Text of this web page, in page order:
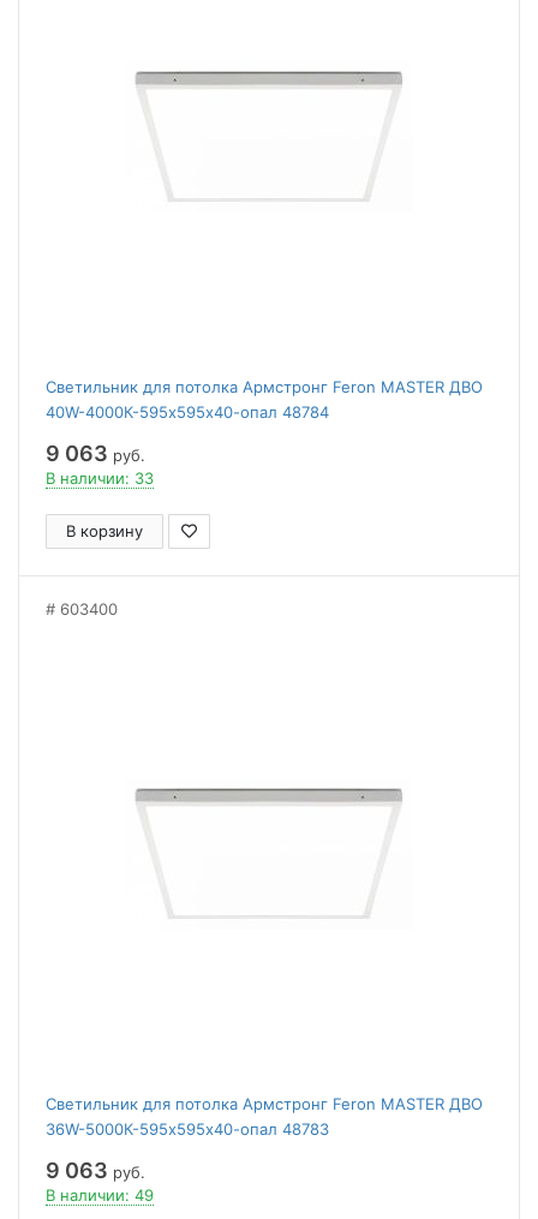
Светильник для потолка Армстронг Feron MASTER ДВО
40W-4000К-595х595х40-опал 48784
9 063 руб.
В наличии: 33
В корзину
603400
Светильник для потолка Армстронг Feron MASTER ДВО
36W-5000К-595х595х40-опал 48783
9 063 руб.
В наличии: 49